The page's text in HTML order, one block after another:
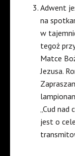
Adwent
na
w
tegoż
Matce
Jezusa.
„Cud
jest o